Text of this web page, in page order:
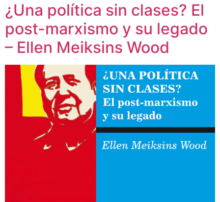
¿Una política sin clases? El
post-marxismo y su legado
– Ellen Meiksins Wood